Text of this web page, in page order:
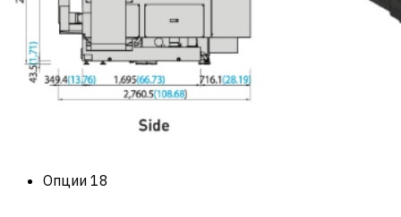
Опции 18